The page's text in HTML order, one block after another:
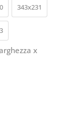
343x231
x